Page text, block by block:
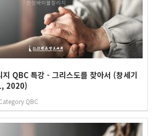
지 QBC 특강 - 그리스도를 찾아서 (창세기
2020)
QBC